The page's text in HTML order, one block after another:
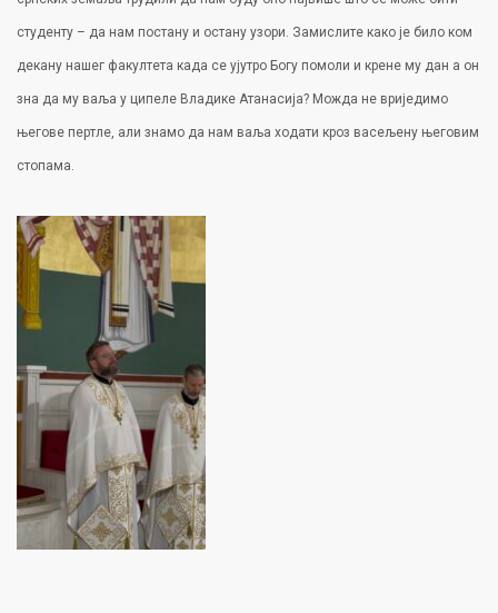
студенту – да нам постану и остану узори. Замислите како је било ком
декану нашег факултета када се ујутро Богу помоли и крене му дан а он
зна да му ваља у ципеле Владике Атанасија? Можда не вриједимо
његове пертле, али знамо да нам ваља ходати кроз васељену његовим
стопама.